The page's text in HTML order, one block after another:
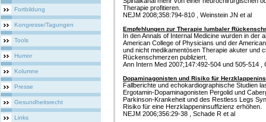
Fortbildung
Kongresse/Tagungen
Tools
Humor
Kolumne
Presse
Gesundheitsrecht
Links
Therapie profitieren.
NEJM 2008;358:794-810 , Weinstein JN et al
Empfehlungen zur Therapie lumbaler
In den Annals of Internal Medicine wurden in der
American College of Physicians und der
und nicht medikamentösen Therapie akuter und
Rückenschmerzen publiziert.
Ann Intern Med 2007;147:492-504 und 505-514 ,
Dopaminagonisten und Risiko für
Fallberichte und echokardiographische Studien
Ergotamin-Dopaminagonisten Pergolid und
Parkinson-Krankeheit und des Restless Legs
Risiko für eine Herzklappeninsuffizienz erhöhen.
NEJM 2006;356:29-38 , Schade R et al